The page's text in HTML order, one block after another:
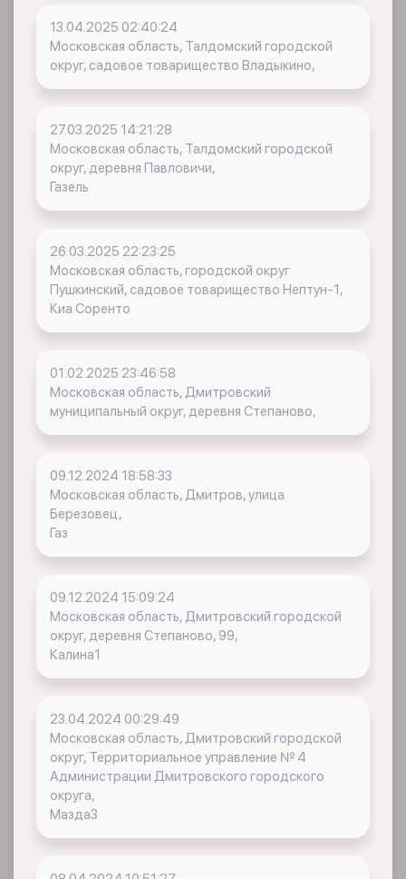
13.04.2025 02:40:24
Московская область, Талдомский городской
округ, садовое товарищество Владыкино,
27.03.2025 14:21:28
Московская область, Талдомский городской
округ, деревня Павловичи,
Газель
26.03.2025 22:23:25
Московская область, городской округ
Пушкинский, садовое товарищество Нептун-1,
Киа Соренто
01.02.2025 23:46:58
Московская область, Дмитровский
муниципальный округ, деревня Степаново,
09.12.2024 18:58:33
Московская область, Дмитров, улица
Березовец,
Газ
09.12.2024 15:09:24
Московская область, Дмитровский городской
округ, деревня Степаново, 99,
Калина1
23.04.2024 00:29:49
Московская область, Дмитровский городской
округ, Территориальное управление № 4
Администрации Дмитровского городского
округа,
Мазда3